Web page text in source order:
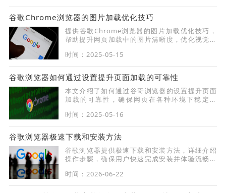
谷歌Chrome浏览器的图片加载优化技巧
提供谷歌Chrome浏览器的图片加载优化技巧，
帮助提升网页加载中的图片清晰度，优化视觉效
时间：2025-05-15
谷歌浏览器如何通过设置提升页面加载的可靠性
本文介绍了如何通过谷哥浏览器的设置提升页面
加载的可靠性，确保网页在各种环境下稳定加
时间：2025-05-16
谷歌浏览器极速下载和安装方法
谷歌浏览器提供极速下载和安装方法，详细介绍
操作步骤，确保用户快速完成安装并体验流畅、
时间：2026-06-22